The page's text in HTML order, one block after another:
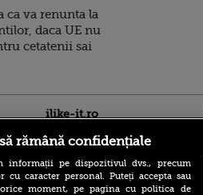
ca va renunta la
daca UE nu
cetatenii sai
ilike-it.ro
rămână confidențiale
informații pe dispozitivul dvs., precum
caracter personal. Puteți accepta sau
moment, pe pagina cu politica de